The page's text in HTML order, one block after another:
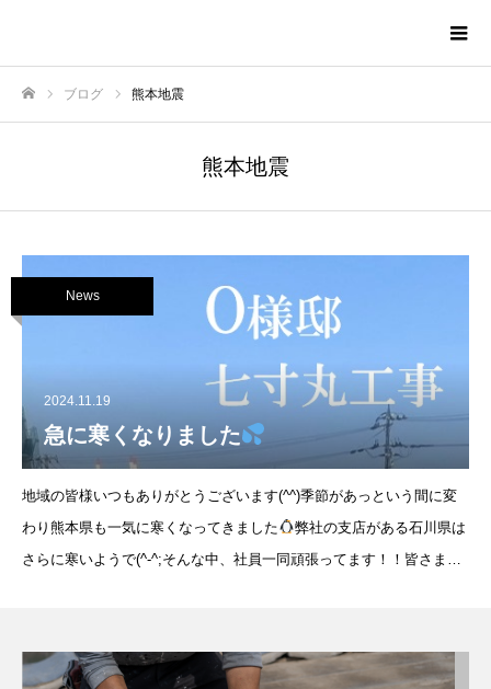
ブログ 熊本地震
熊本地震
News
2024.11.19
急に寒くなりました
地域の皆様いつもありがとうございます(^^)季節があっという間に変
わり熊本県も一気に寒くなってきました
弊社の支店がある石川県は
さらに寒いようで(^-^;そんな中、社員一同頑張ってます！！皆さまも